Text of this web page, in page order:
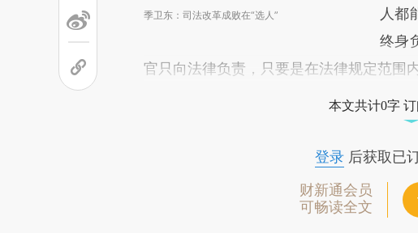
季卫东：司法改革成败在“选人”
人都
终身
官只向法律负责，只要是在法律规定范围
本文共计0字
登录后获取已
财新通会员
可畅读全文